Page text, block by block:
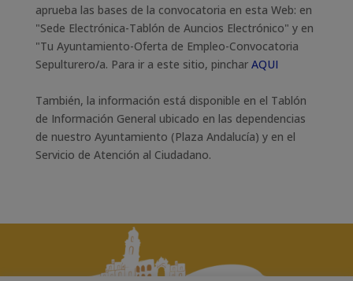
aprueba las bases de la convocatoria en esta Web: en
"Sede Electrónica-Tablón de Auncios Electrónico" y en
"Tu Ayuntamiento-Oferta de Empleo-Convocatoria
Sepulturero/a. Para ir a este sitio, pinchar AQUI
También, la información está disponible en el Tablón
de Información General ubicado en las dependencias
de nuestro Ayuntamiento (Plaza Andalucía) y en el
Servicio de Atención al Ciudadano.